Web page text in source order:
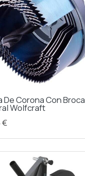
De Corona Con Broca
Wolfcraft
€